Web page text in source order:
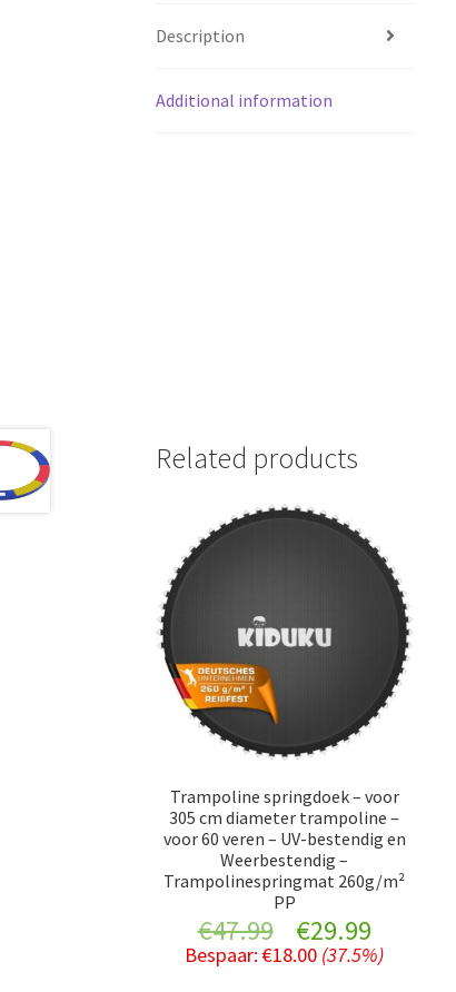
Description
Additional information
Related products
Trampoline springdoek – voor
305 cm diameter trampoline –
voor 60 veren – UV-bestendig en
Weerbestendig –
Trampolinespringmat 260g/m²
PP
€47.99
Original
price
€29.99Current
price
Bespaar:€18.00 (37.5%)